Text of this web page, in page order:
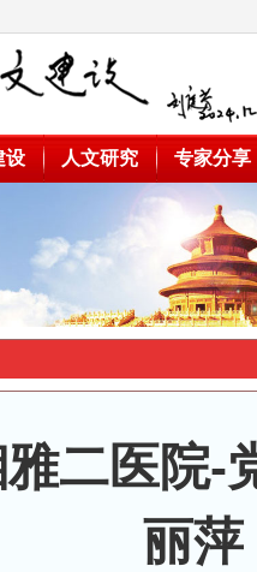
设 人文研究 专家分享
二医院-
丽萍